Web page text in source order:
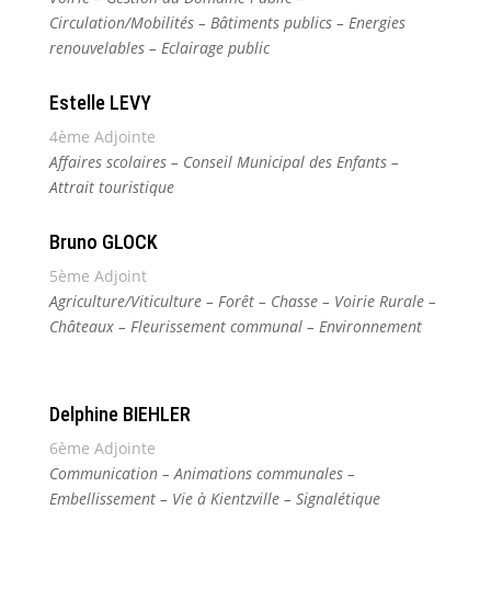
Circulation/Mobilités – Bâtiments publics – Energies
renouvelables – Eclairage public
Estelle LEVY
4ème Adjointe
Affaires scolaires – Conseil Municipal des Enfants –
Attrait touristique
Bruno GLOCK
5ème Adjoint
Agriculture/Viticulture – Forêt – Chasse – Voirie Rurale –
Châteaux – Fleurissement communal – Environnement
Delphine BIEHLER
6ème Adjointe
Communication – Animations communales –
Embellissement – Vie à Kientzville – Signalétique